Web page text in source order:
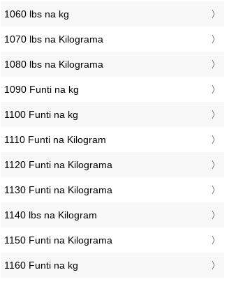
1060 lbs na kg
1070 lbs na Kilograma
1080 lbs na Kilograma
1090 Funti na kg
1100 Funti na kg
1110 Funti na Kilogram
1120 Funti na Kilograma
1130 Funti na Kilograma
1140 lbs na Kilogram
1150 Funti na Kilograma
1160 Funti na kg